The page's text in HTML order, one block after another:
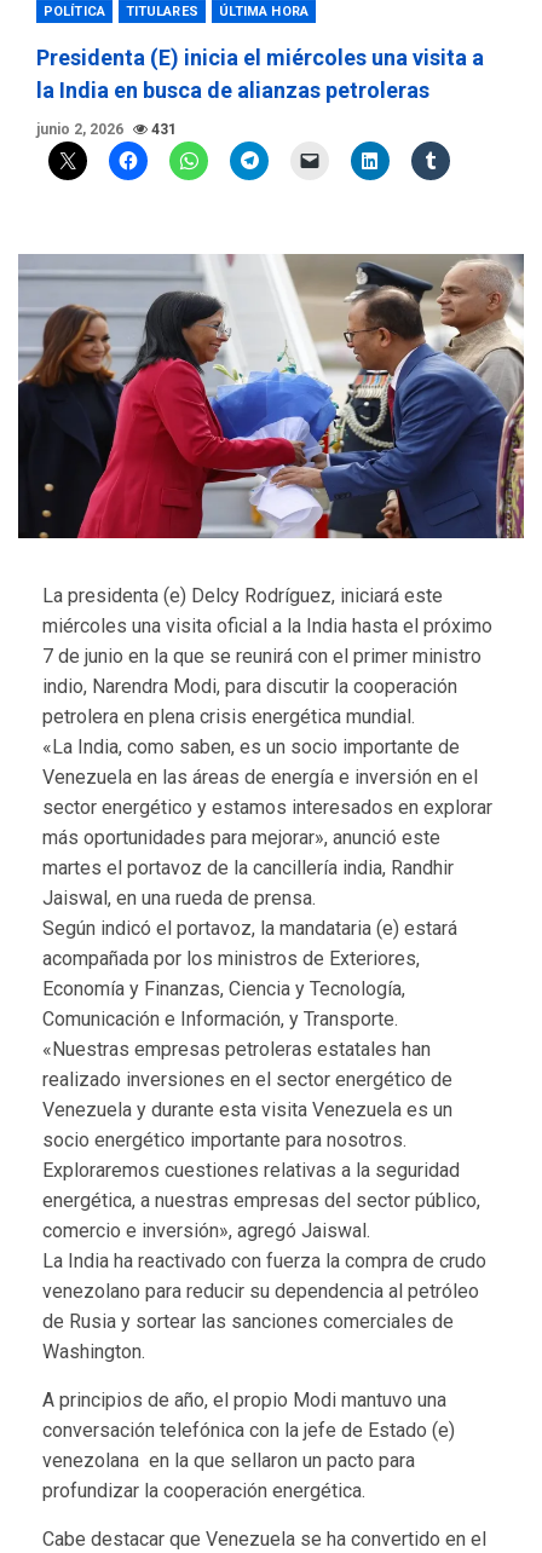
POLÍTICA TITULARES ÚLTIMA HORA
Presidenta (E) inicia el miércoles una visita a
la India en busca de alianzas petroleras
junio 2, 2026 431
La presidenta (e) Delcy Rodríguez, iniciará este
miércoles una visita oficial a la India hasta el próximo
7 de junio en la que se reunirá con el primer ministro
indio, Narendra Modi, para discutir la cooperación
petrolera en plena crisis energética mundial.
«La India, como saben, es un socio importante de
Venezuela en las áreas de energía e inversión en el
sector energético y estamos interesados ​​en explorar
más oportunidades para mejorar», anunció este
martes el portavoz de la cancillería india, Randhir
Jaiswal, en una rueda de prensa.
Según indicó el portavoz, la mandataria (e) estará
acompañada por los ministros de Exteriores,
Economía y Finanzas, Ciencia y Tecnología,
Comunicación e Información, y Transporte.
«Nuestras empresas petroleras estatales han
realizado inversiones en el sector energético de
Venezuela y durante esta visita Venezuela es un
socio energético importante para nosotros.
Exploraremos cuestiones relativas a la seguridad
energética, a nuestras empresas del sector público,
comercio e inversión», agregó Jaiswal.
La India ha reactivado con fuerza la compra de crudo
venezolano para reducir su dependencia al petróleo
de Rusia y sortear las sanciones comerciales de
Washington.
A principios de año, el propio Modi mantuvo una
conversación telefónica con la jefe de Estado (e)
venezolana en la que sellaron un pacto para
profundizar la cooperación energética.
Cabe destacar que Venezuela se ha convertido en el